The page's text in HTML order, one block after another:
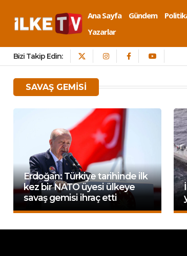
Ana Sayfa Gündem
Yazarlar
Bizi Takip Edin:
SAVAŞ GEMISI
Erdoğan: Türkiye tarihinde ilk
kez bir NATO üyesi ülkeye
savaş gemisi ihraç etti